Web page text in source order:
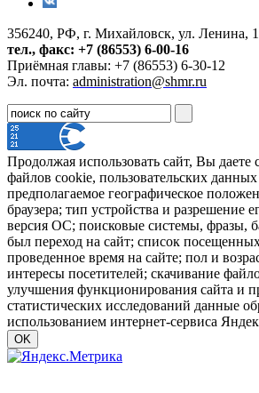
356240, РФ, г. Михайловск, ул. Ленина,
тел., факс: +7 (86553) 6-00-16
Приёмная главы: +7 (86553) 6-30-12
Эл. почта: administration@shmr.ru
Продолжая использовать сайт, Вы даете
файлов cookie, пользовательских данных
предполагаемое географическое
браузера; тип устройства и разрешение
версия ОС; поисковые системы, фразы,
был переход на сайт; список
проведенное время на сайте; пол и
интересы посетителей; скачивание
улучшения функционирования сайта и
статистических исследований данные
использованием интернет-сервиса
OK